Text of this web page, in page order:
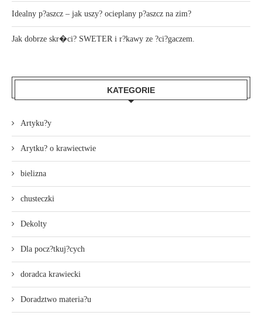
Idealny p?aszcz – jak uszy? ocieplany p?aszcz na zim?
Jak dobrze skr�ci? SWETER i r?kawy ze ?ci?gaczem.
KATEGORIE
Artyku?y
Arytku? o krawiectwie
bielizna
chusteczki
Dekolty
Dla pocz?tkuj?cych
doradca krawiecki
Doradztwo materia?u